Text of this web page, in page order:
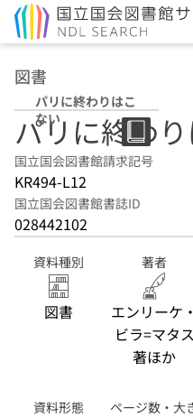
図書
パリに終わりはこ
ない
パリに終わ
国立国会図書館請求記号
KR494-L12
国立国会図書館書誌ID
028442102
資料種別
図書
著者
エンリーケ・
ビラ=マタス
著ほか
資料形態
ページ数・大